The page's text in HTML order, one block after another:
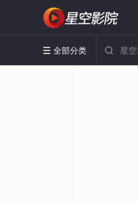
 全部分类 